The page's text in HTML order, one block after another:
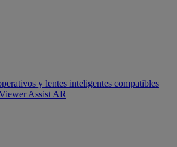
y lentes inteligentes compatibles
Assist AR